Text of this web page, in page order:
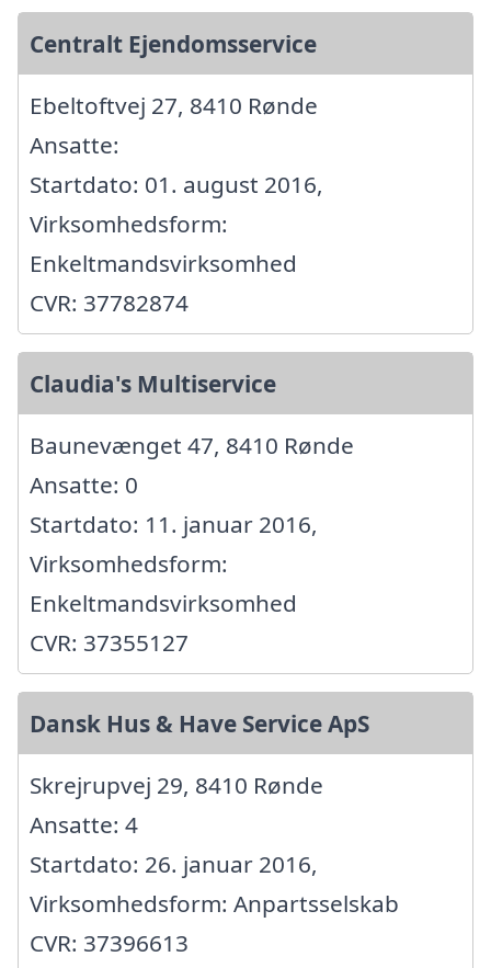
Centralt Ejendomsservice
Ebeltoftvej 27, 8410 Rønde
Ansatte:
Startdato: 01. august 2016,
Virksomhedsform:
Enkeltmandsvirksomhed
CVR: 37782874
Claudia's Multiservice
Baunevænget 47, 8410 Rønde
Ansatte: 0
Startdato: 11. januar 2016,
Virksomhedsform:
Enkeltmandsvirksomhed
CVR: 37355127
Dansk Hus & Have Service ApS
Skrejrupvej 29, 8410 Rønde
Ansatte: 4
Startdato: 26. januar 2016,
Virksomhedsform: Anpartsselskab
CVR: 37396613